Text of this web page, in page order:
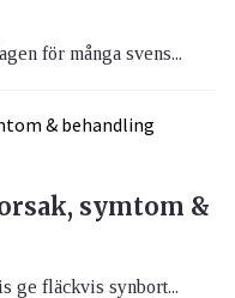
för många svens...
symtom &
ge fläckvis synbort...